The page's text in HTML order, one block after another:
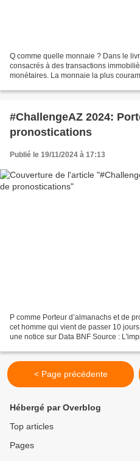
Q comme quelle monnaie ? Dans le
consacrés à des transactions
monétaires. La monnaie la plus
#ChallengeAZ 2024:
pronostications
Publié le 19/11/2024 à 17:13
P comme Porteur d’almanachs et de
cet homme qui vient de passer 10
une notice sur Data BNF Source :
< Page précédente
Hébergé par Overblog
Top articles
Pages